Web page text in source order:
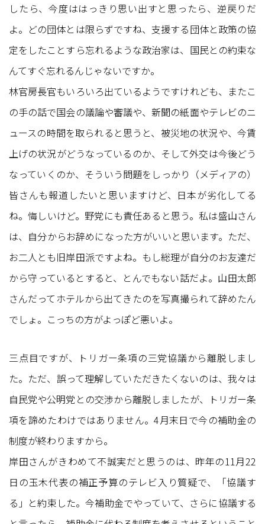
したら、今度ははっきり思い出すと思ったら、逆戻りだ
よ。どの団体とは限らずですね、支援する団体と政策の協
定をしたことすら忘れるような政治家は、国民との約束な
んてすぐ忘れるんじゃないですか。
林官房長官もいろいろ出ているようですけれども、またこ
の手の話で国会の議論や審議や、新聞の紙面やテレビのニ
ュースの時間を取られると思うと、被災地の状況や、今賃
上げの状況がどうなっているのか、そして外交は今後どう
なっていくのか、そういう問題をしっかり（メディアの）
皆さんも報道したいと思いますけど、日本が劣化してる
ね。悔しいけど。野党にも責任あると思う。私は盛山さん
は、自分からお辞めになった方がいいと思います。ただ、
お二人とも旧岸田派ですよね。もし総理が自分のお友達だ
から守っているとすると、とんでもない話だよ。山田太郎
さんだってホテルから出てきたのを写真撮られて辞めたん
でしょ。こっちの方がよっぽど悪いよ。
三点目ですが、トリガー条項の三党協議から離脱しまし
た。ただ、誤って理解していただきたくないのは、我々は
自民党や公明党との交渉から離脱しましたが、トリガー条
項を諦めたわけではありません。4月末日で今の補助金の
制度が終わりますから。
岸田さんがきわめて不誠実だと思うのは、昨年の11月22
日の玉木代表の補正予算のテレビ入り質疑で、「協議す
る」と約束した。今補助金でやっていて、さらに協議する